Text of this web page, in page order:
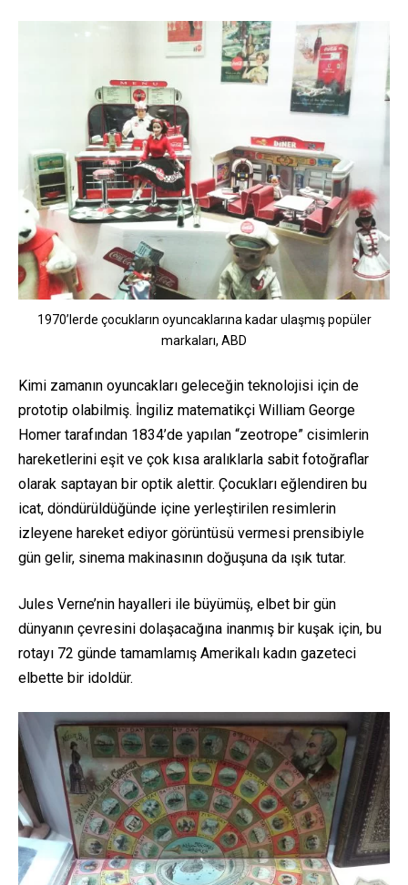
1970’lerde çocukların oyuncaklarına kadar ulaşmış popüler
markaları, ABD
Kimi zamanın oyuncakları geleceğin teknolojisi için de
prototip olabilmiş. İngiliz matematikçi William George
Homer tarafından 1834’de yapılan “zeotrope” cisimlerin
hareketlerini eşit ve çok kısa aralıklarla sabit fotoğraflar
olarak saptayan bir optik alettir. Çocukları eğlendiren bu
icat, döndürüldüğünde içine yerleştirilen resimlerin
izleyene hareket ediyor görüntüsü vermesi prensibiyle
gün gelir, sinema makinasının doğuşuna da ışık tutar.
Jules Verne’nin hayalleri ile büyümüş, elbet bir gün
dünyanın çevresini dolaşacağına inanmış bir kuşak için, bu
rotayı 72 günde tamamlamış Amerikalı kadın gazeteci
elbette bir idoldür.